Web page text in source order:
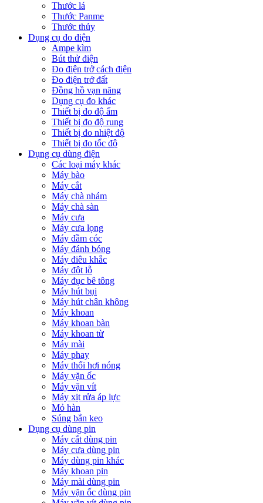
Thước lá
Thước Panme
Thước thủy
Dụng cụ đo điện
Ampe kìm
Bút thử điện
Đo điện trở cách điện
Đo điện trở đất
Đồng hồ vạn năng
Dụng cụ đo khác
Thiết bị đo độ ẩm
Thiết bị đo độ rung
Thiết bị đo nhiệt độ
Thiết bị đo tốc độ
Dụng cụ dùng điện
Các loại máy khác
Máy bào
Máy cắt
Máy chà nhám
Máy chà sàn
Máy cưa
Máy cưa lọng
Máy đầm cóc
Máy đánh bóng
Máy điêu khắc
Máy đột lỗ
Máy đục bê tông
Máy hút bụi
Máy hút chân không
Máy khoan
Máy khoan bàn
Máy khoan từ
Máy mài
Máy phay
Máy thổi hơi nóng
Máy vặn ốc
Máy vặn vít
Máy xịt rửa áp lực
Mỏ hàn
Súng bắn keo
Dụng cụ dùng pin
Máy cắt dùng pin
Máy cưa dùng pin
Máy dùng pin khác
Máy khoan pin
Máy mài dùng pin
Máy vặn ốc dùng pin